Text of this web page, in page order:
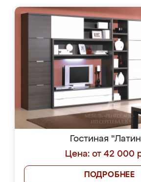
Гостиная
Цена: от 42 000
ПОДРОБНЕЕ